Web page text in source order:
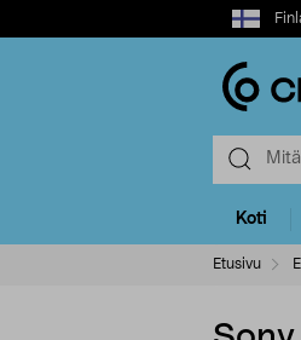
Select
market
Koti
Etusivu